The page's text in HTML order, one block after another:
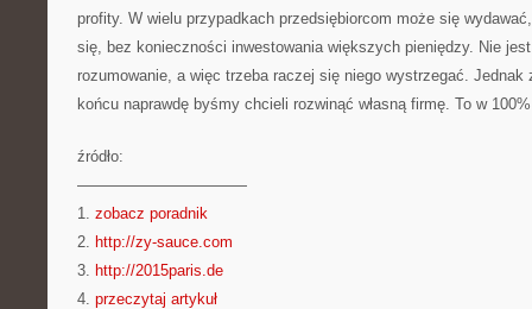
profity. W wielu przypadkach przedsiębiorcom może się
się, bez konieczności inwestowania większych pieniędzy. Nie
rozumowanie, a więc trzeba raczej się niego wystrzegać. Jednak
końcu naprawdę byśmy chcieli rozwinąć własną firmę. To w
źródło:
———————————
1. zobacz poradnik
2. http://zy-sauce.com
3. http://2015paris.de
4. przeczytaj artykuł